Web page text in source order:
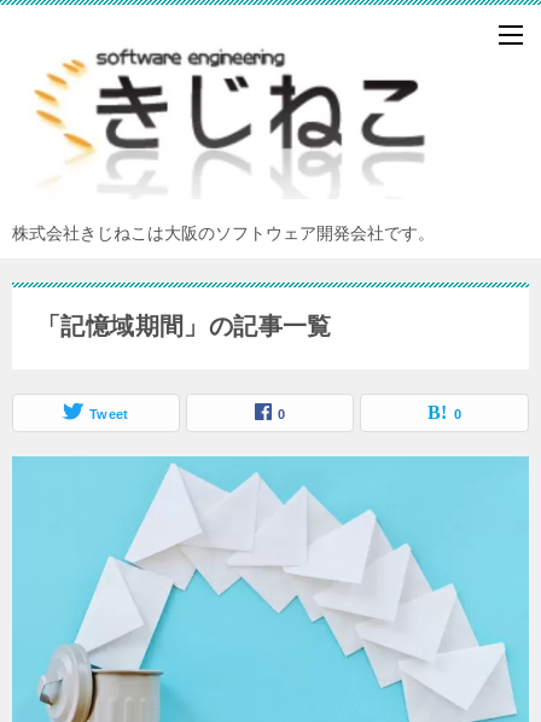
株式会社きじねこは大阪のソフトウェア開発会社です。
「記憶域期間」の記事一覧
Tweet 0 0